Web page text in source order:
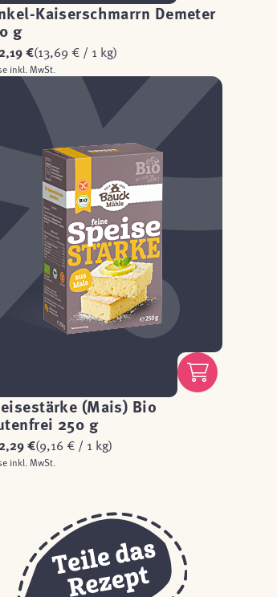
Kaiserschmarrn Demeter
g
2,19 €(13,69 € / 1 kg)
inkl. MwSt.
(Mais) Bio
250 g
2,29 €(9,16 € / 1 kg)
inkl. MwSt.